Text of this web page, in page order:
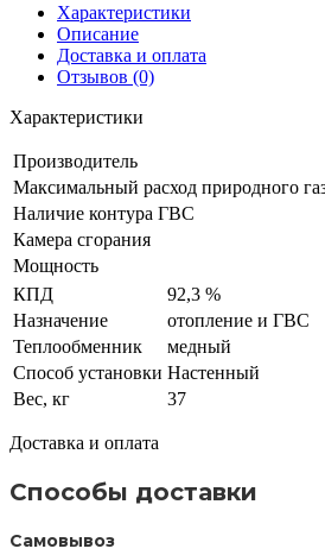
Характеристики
Описание
Доставка и оплата
Отзывов (0)
Характеристики
Производитель
Максимальный расход природного
Наличие контура ГВС
Камера сгорания
Мощность
КПД
92,3 %
Назначение
отопление и ГВС
Теплообменник
медный
Способ установки Настенный
Вес, кг
37
Доставка и оплата
Способы доставки
Самовывоз